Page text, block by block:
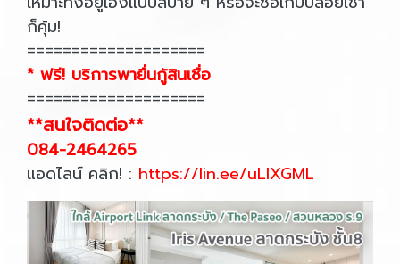
ก็คุ้ม!
====================
* ฟรี! บริการพายื่นกู้สินเชื่อ
====================
**สนใจติดต่อ**
084-2464265
แอดไลน์ คลิก! : https://lin.ee/uLIXGML